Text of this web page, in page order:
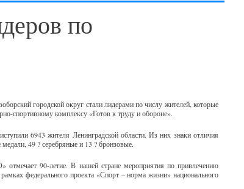
по
городской округ стали лидерами по числу жителей, которые
спортивному комплексу «Готов к труду и обороне».
6943 жителя Ленинградской области. Из них знаки отличия
49 ? серебряные и 13 ? бронзовые.
90-летие. В нашей стране мероприятия по привлечению
федерального проекта «Спорт – норма жизни» национального